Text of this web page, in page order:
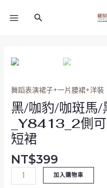
搜
舞蹈表演裙子+一片腰裙+洋裝
黑/咖豹/咖斑馬/
_Y8413_2側
短裙
NT$399
咖
咖
斑
馬/
白
斑
馬
_Y8413_2
加入購物車